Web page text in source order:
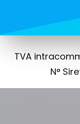
TVA
N°